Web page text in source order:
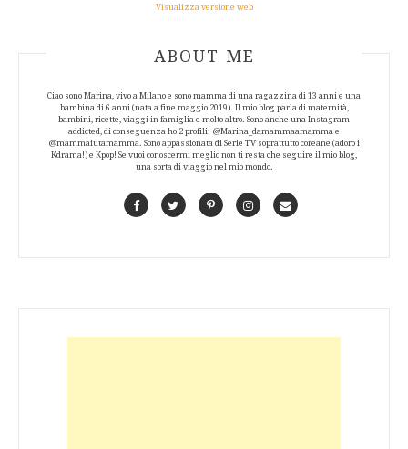
Visualizza versione web
ABOUT AUTHOR
ABOUT ME
Ciao sono Marina, vivo a Milano e sono mamma di una ragazzina di 13 anni e una
bambina di 6 anni (nata a fine maggio 2019). Il mio blog parla di maternità,
bambini, ricette, viaggi in famiglia e molto altro. Sono anche una Instagram
addicted, di conseguenza ho 2 profili: @Marina_damammaamamma e
@mammaiutamamma. Sono appassionata di Serie TV soprattutto coreane (adoro i
Kdrama!) e Kpop! Se vuoi conoscermi meglio non ti resta che seguire il mio blog,
una sorta di viaggio nel mio mondo.
FacebookTwitterPinterestInstagramContact